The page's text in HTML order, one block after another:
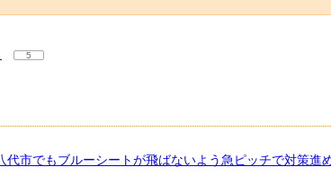
5
市でもブルーシートが飛ばないよう急ピッチで対策進